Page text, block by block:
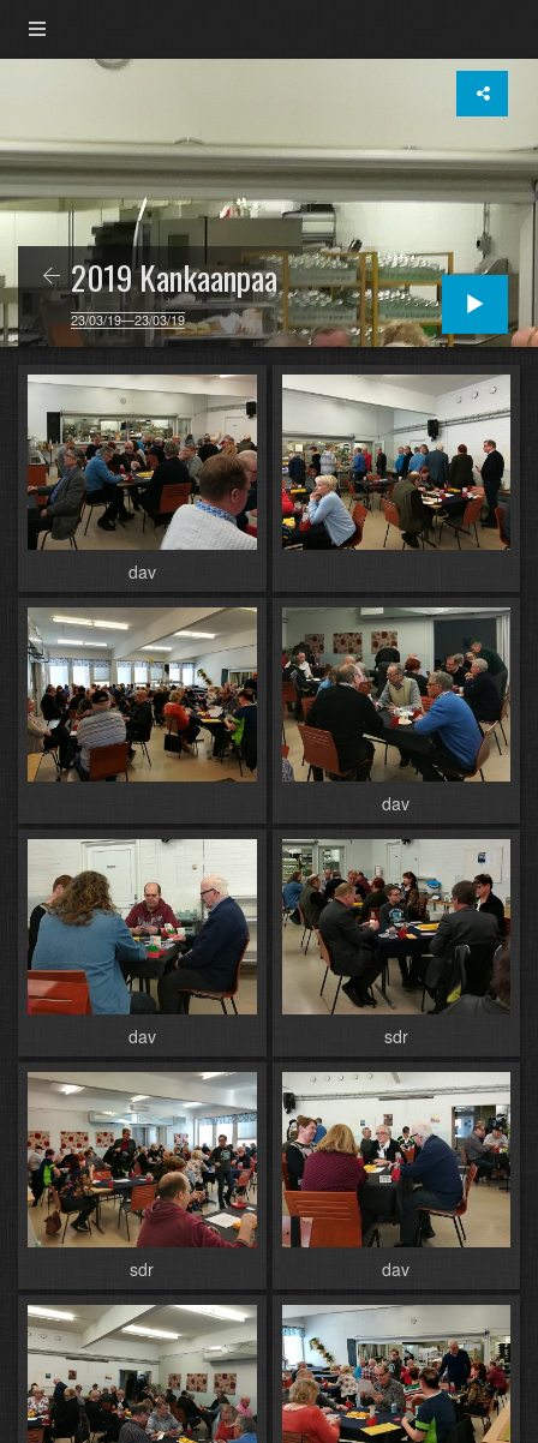
2019 Kankaanpaa
23/03/19—23/03/19
dav
dav
dav sdr
sdr dav